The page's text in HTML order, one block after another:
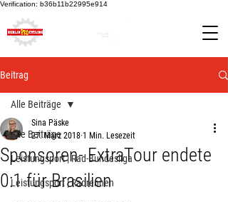
Verification: b36b11b22995e914
Beitrag
Alle Beiträge
Leistungsport | Rad-Bundesliga
Leistungsport | Radrennen
Alle Beiträge
Sponsoren- ExtraTour endete
0:1 für Brasilien
Sina Päske
27. März 2018 1 Min. Lesezeit